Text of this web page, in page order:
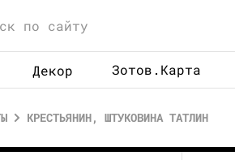
Декор Зотов.Карта
КРЕСТЬЯНИН, ШТУКОВИНА ТАТЛИН